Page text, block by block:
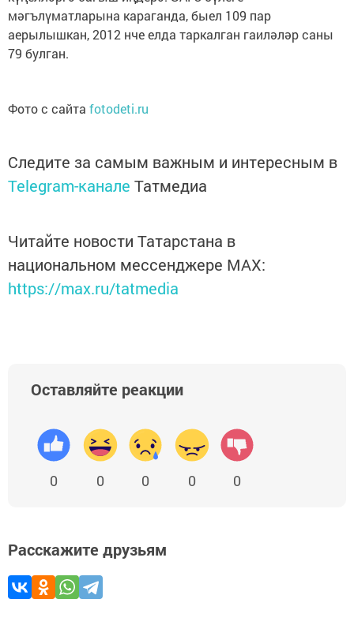
мәгълүматларына караганда, быел 109 пар
аерылышкан, 2012 нче елда таркалган гаиләләр саны
79 булган.
Фото с сайта fotodeti.ru
Следите за самым важным и интересным в
Telegram-канале Татмедиа
Читайте новости Татарстана в
национальном мессенджере MАХ:
https://max.ru/tatmedia
Оставляйте реакции
0 0 0 0 0
Расскажите друзьям